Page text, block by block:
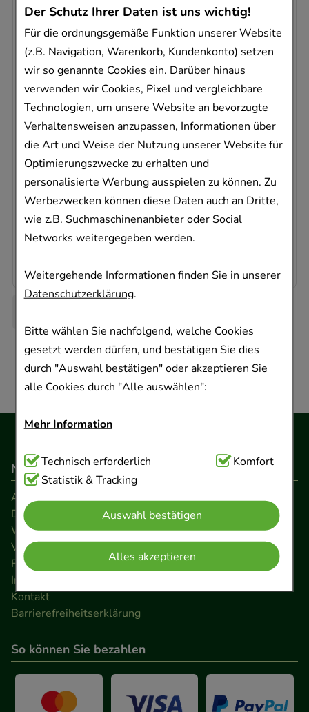
Der Schutz Ihrer Daten ist uns wichtig!
Für die ordnungsgemäße Funktion unserer Website
(z.B. Navigation, Warenkorb, Kundenkonto) setzen
wir so genannte Cookies ein. Darüber hinaus
verwenden wir Cookies, Pixel und vergleichbare
Technologien, um unsere Website an bevorzugte
Verhaltensweisen anzupassen, Informationen über
die Art und Weise der Nutzung unserer Website für
Optimierungszwecke zu erhalten und
personalisierte Werbung ausspielen zu können. Zu
Werbezwecken können diese Daten auch an Dritte,
wie z.B. Suchmaschinenanbieter oder Social
Networks weitergegeben werden.
Weitergehende Informationen finden Sie in unserer
Datenschutzerklärung.
Bitte wählen Sie nachfolgend, welche Cookies
gesetzt werden dürfen, und bestätigen Sie dies
durch "Auswahl bestätigen" oder akzeptieren Sie
alle Cookies durch "Alle auswählen":
Mehr Information
Technisch Notwendig:Hierbei handelt es sich um
Cookies, die für die Grundfunktionen unserer
Website notwendig sind (z.B. Navigation,
Warenkorb, Kundenkonto), weshalb auf diese nicht
verzichtet werden kann.
Komfort:Diese Cookies werden genutzt um das
Einkaufserlebnis noch ansprechender zu gestalten,
beispielsweise für die Wiedererkennung des
Verhaltensweisen (z.B. Spracheinstellung)
anzupassen. Komfort-Cookies ermöglichen es uns
anzuzeigen und unser Partnerprogramm zu
Technisch erforderlich
Komfort
Statistik & Tracking
Auswahl bestätigen
Alles akzeptieren
NICORETTE Kaugummi 2 mg whitemint
EurimPharm Arzneimittel GmbH
105St
Kaugummi
17502361
Dieses Produkt ist zur Zeit nicht verfügbar
26,75 € ¹
0,26 €pro 1 Stk
Navigation
AGB
Datenschutz
Widerrufsrecht
Versandkosten
FAQ
Impressum
Kontakt
Barrierefreiheitserklärung
So können Sie bezahlen